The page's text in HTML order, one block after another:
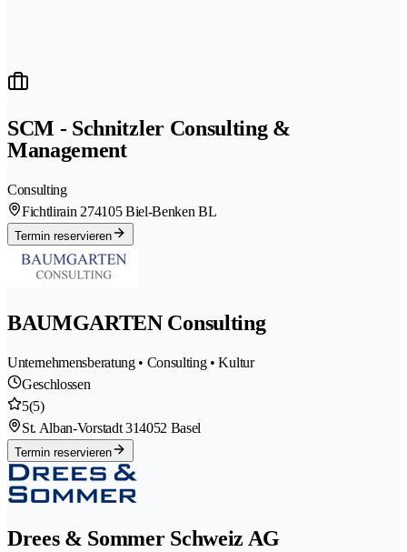
SCM - Schnitzler Consulting &
Management
Consulting
Fichtlirain 274105 Biel-Benken BL
Termin reservieren
BAUMGARTEN Consulting
Unternehmensberatung • Consulting • Kultur
Geschlossen
5(5)
St. Alban-Vorstadt 314052 Basel
Termin reservieren
Drees & Sommer Schweiz AG